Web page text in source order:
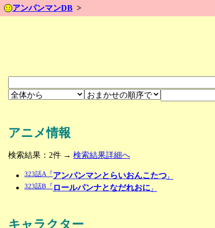
アンパンマンDB
アニメ情報
検索結果：2件 → 検索結果詳細へ
323話A『 アンパンマンとらいおんこたつ』
323話B『 ロールパンナとなだれおに』
キャラクター